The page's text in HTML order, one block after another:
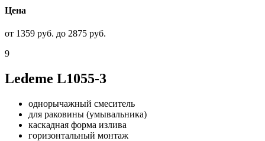
Цена
от 1359 руб. до 2875 руб.
9
Ledeme L1055-3
однорычажный смеситель
для раковины (умывальника)
каскадная форма излива
горизонтальный монтаж